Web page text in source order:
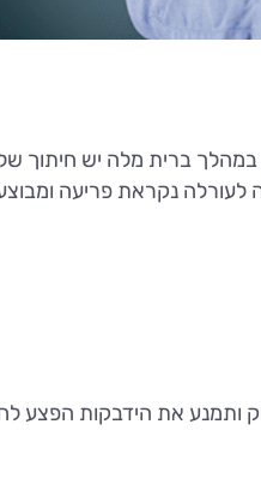
ברית מלה יש חיתוך
נקראת פריעה
ותמנע את הידבקות הפצע